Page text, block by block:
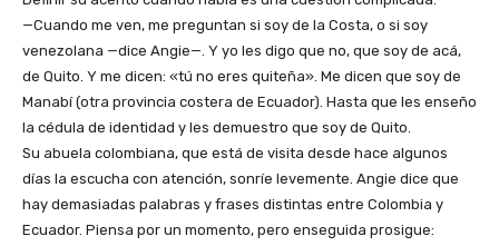
—Cuando me ven, me preguntan si soy de la Costa, o si soy
venezolana —dice Angie—. Y yo les digo que no, que soy de acá,
de Quito. Y me dicen: «tú no eres quiteña». Me dicen que soy de
Manabí (otra provincia costera de Ecuador). Hasta que les enseño
la cédula de identidad y les demuestro que soy de Quito.
Su abuela colombiana, que está de visita desde hace algunos
días la escucha con atención, sonríe levemente. Angie dice que
hay demasiadas palabras y frases distintas entre Colombia y
Ecuador. Piensa por un momento, pero enseguida prosigue: